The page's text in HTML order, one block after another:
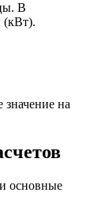
В
(кВт).
значение на
основные